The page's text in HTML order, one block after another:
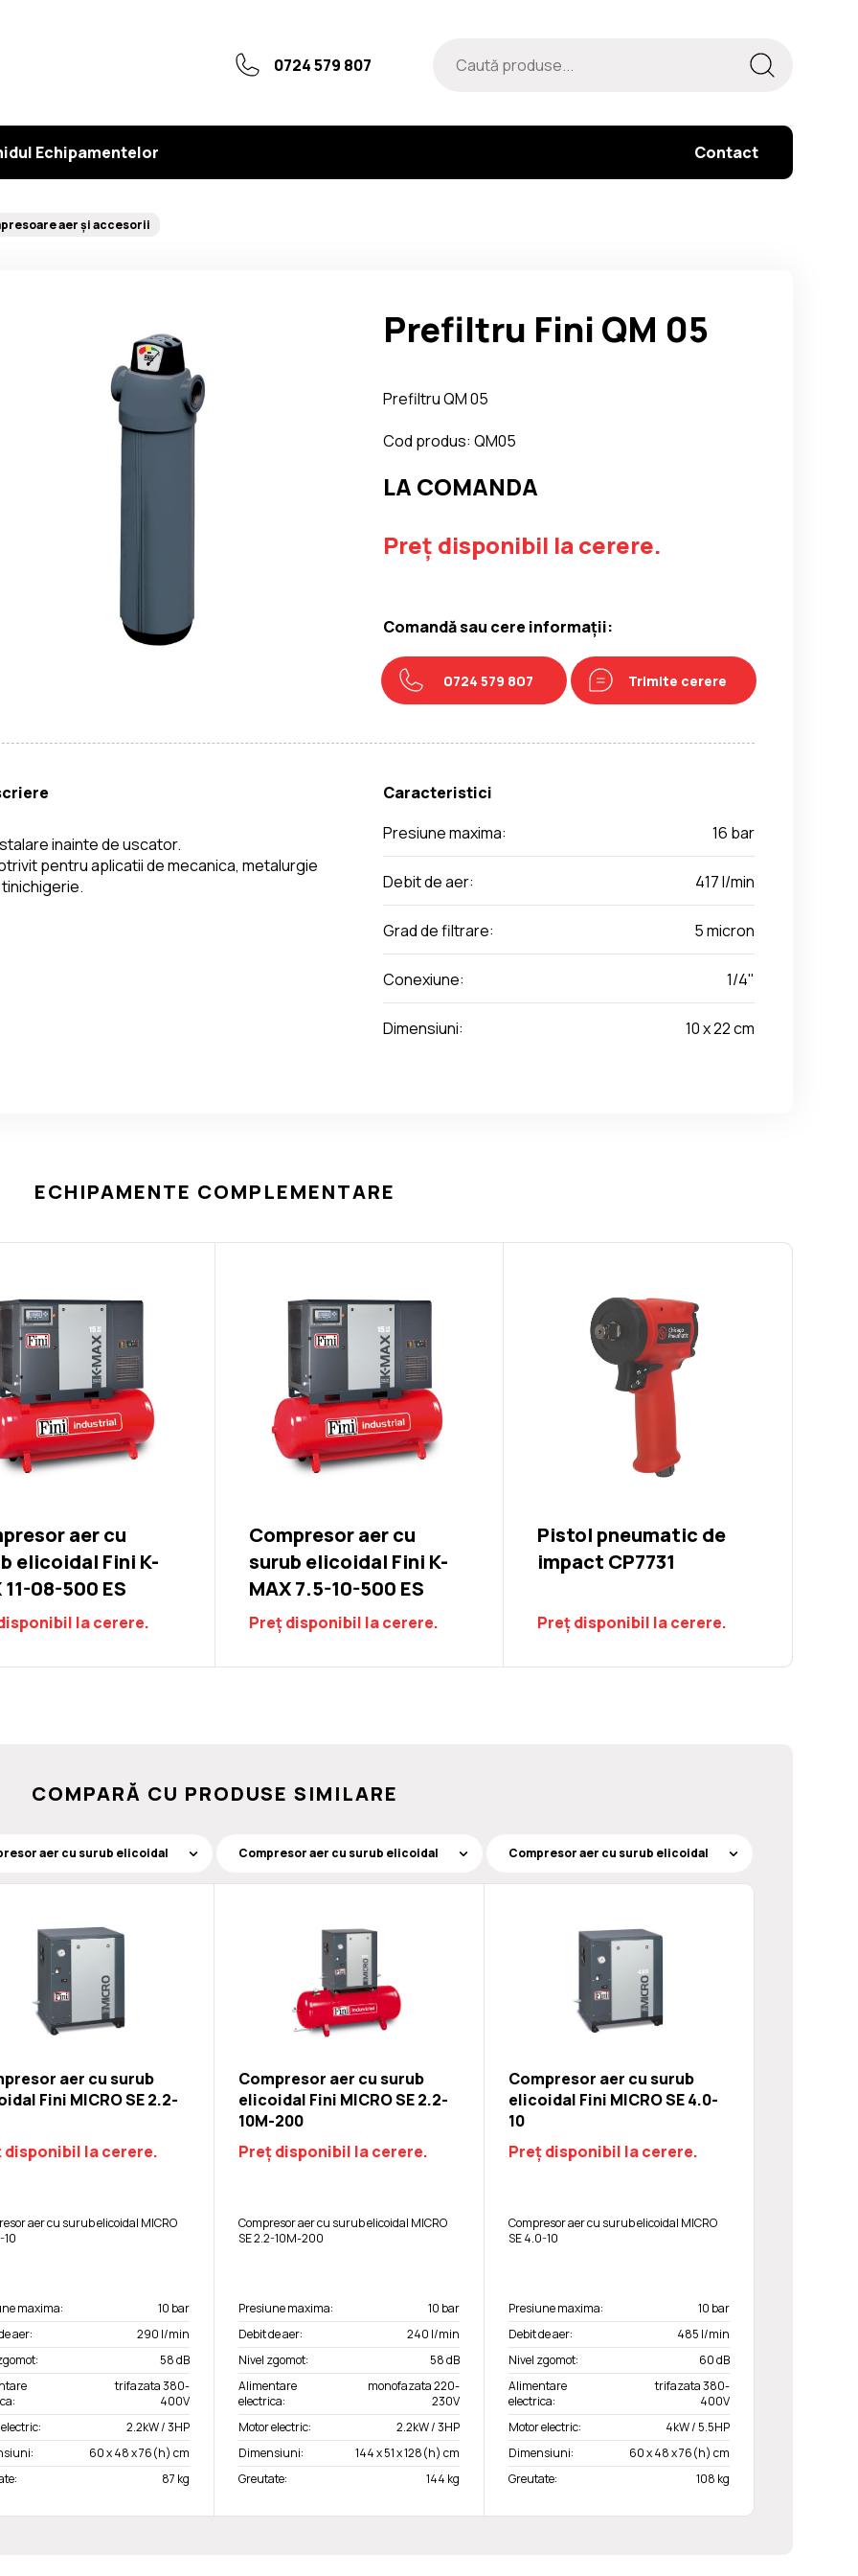
0724 579 807
Echipamentelor Contact
aer și accesorii
Prefiltru Fini QM 05
Prefiltru QM 05
Cod produs: QM05
LA COMANDA
Preț disponibil la cerere.
Comandă sau cere informații:
0724 579 807 Trimite cerere
inainte de uscator.
pentru aplicatii de mecanica, metalurgie
Caracteristici
Presiune maxima:
16 bar
Debit de aer: 417 l/min
Grad de filtrare: 5 micron
Conexiune: 1/4"
Dimensiuni: 10 x 22 cm
ECHIPAMENTE COMPLEMENTARE
aer cu
elicoidal Fini K-
11-08-500 ES
la cerere.
Compresor aer cu surub elicoidal Fini K-MAX 11-
Compresor aer cu
surub elicoidal Fini K-
MAX 7.5-10-500 ES
Preț disponibil la cerere.
Pistol pneumatic de
impact CP7731
Preț disponibil la cerere.
COMPARĂ CU PRODUSE SIMILARE
aer cu surub
Fini MICRO SE 2.2-
disponibil la cerere.
aer cu surub elicoidal MICRO
10
maxima:
10 bar
aer:
290 l/min
58 dB
trifazata 380-
400V
2.2kW / 3HP
60 x 48 x 76(h) cm
87 kg
Compresor aer cu surub
elicoidal Fini MICRO SE 2.2-
10M-200
Preț disponibil la cerere.
Compresor aer cu surub elicoidal MICRO
SE 2.2-10M-200
Presiune maxima:
10 bar
Debit de aer:
240 l/min
Nivel zgomot:
58 dB
Alimentare
electrica:
monofazata 220-
230V
Motor electric:
2.2kW / 3HP
Dimensiuni:
144 x 51 x 128(h) cm
Greutate:
144 kg
Compresor aer cu surub
elicoidal Fini MICRO SE 4.0-
10
Preț disponibil la cerere.
Compresor aer cu surub elicoidal MICRO
SE 4.0-10
Presiune maxima:
10 bar
Debit de aer:
485 l/min
Nivel zgomot:
60 dB
Alimentare
electrica:
trifazata 380-
400V
Motor electric:
4kW / 5.5HP
Dimensiuni:
60 x 48 x 76(h) cm
Greutate:
108 kg